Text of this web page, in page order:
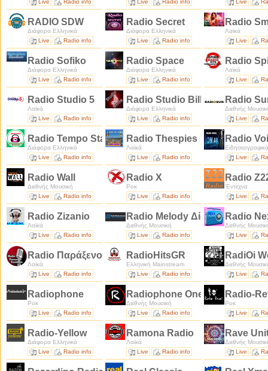
Live
Radio info
Live
Radio info
Live
RADIO SDW
Διάφορα Ελληνικά
Live
Radio info
Radio Secret
Διάφορα Ελληνικά
Live
Radio info
Radio
Λαϊκά
Live
Radio Sofiko
Διάφορα Ελληνικά
Live
Radio info
Radio Space
Διάφορα Ελληνικά
Live
Radio info
Radio
Λαϊκά
Live
Radio Studio 5
Λαϊκά
Live
Radio info
Radio Studio Billis
Διάφορα Ελληνικά
Live
Radio info
Radio
Διεθνής
Live
Radio Tempo Station
Διάφορα Ελληνικά
Live
Radio info
Radio Thespies
Λαϊκά
Live
Radio info
Radio
Ειδησεογραφικά
Live
Radio Wall
Διεθνής Μουσική
Live
Radio info
Radio X
Ροκ
Live
Radio info
Radio
'Εντεχνα
Live
Radio Zizanio
Λαϊκά
Live
Radio info
Radio Μelody Δίστομο
Διεθνής Μουσική
Live
Radio info
Radio
Διεθνής
Live
Radio Παράξενος ταξιδιώτης
Λαϊκά
Live
Radio info
RadioHitsGR
Ελληνική Mainstream
Live
Radio info
RadiOi
Διεθνής
Live
Radiophone
Ροκ
Live
Radio info
Radiophone One
Διεθνής Μουσική
Live
Radio info
Radio-
Ροκ
Live
Radio-Yellow
Διάφορα Ελληνικά
Live
Radio info
Ramona Radio
Λαϊκά
Live
Radio info
Rave
Διεθνής
Live